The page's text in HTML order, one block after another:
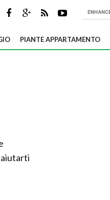
PIANTE APPARTAMENTO